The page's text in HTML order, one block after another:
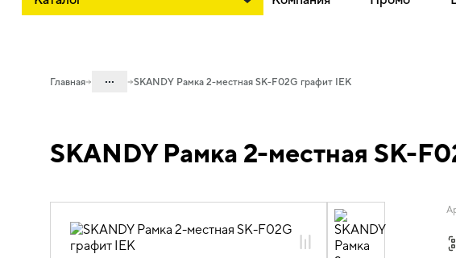
Главная ...
06. Изделия электроустановочные,
удлинители и силовые разъемы
изделия скрытого монтажа SKANDY
06.01.02.12 Рамки пластиковые
SKANDY Рамка 2-местная SK-F02G графит IEK
SKANDY Рамка 2-местная SK-